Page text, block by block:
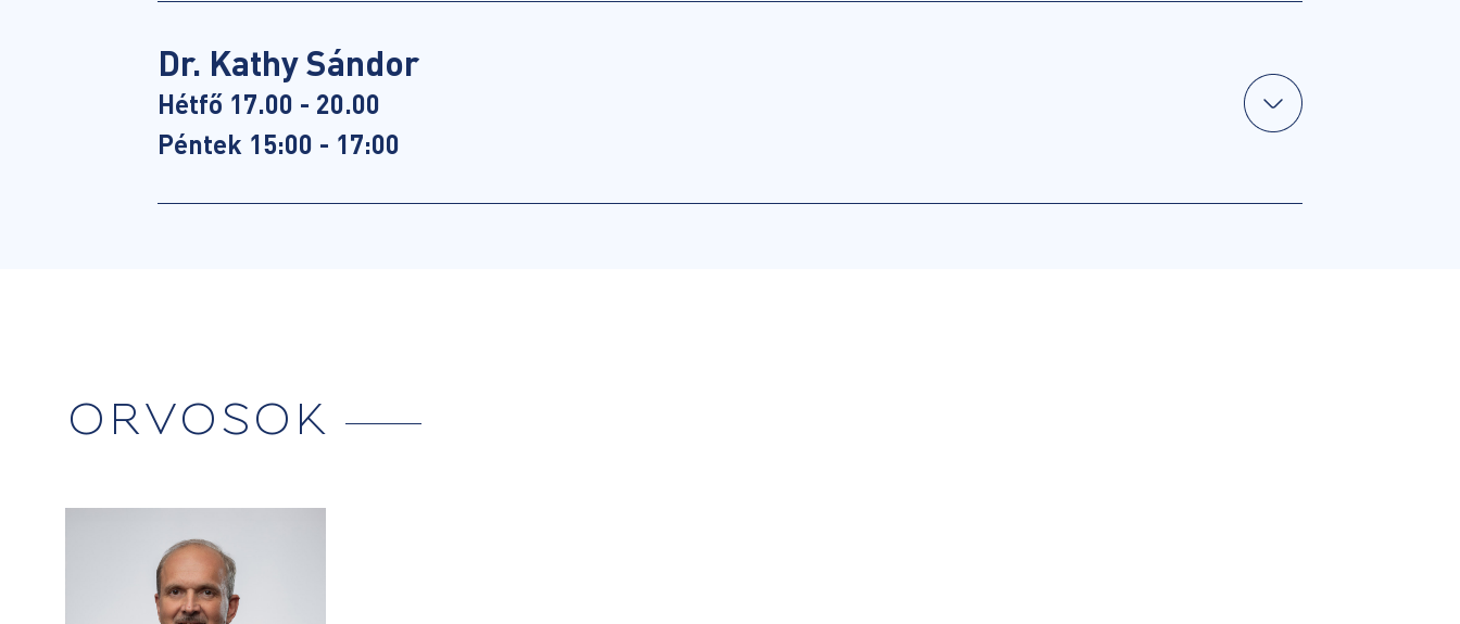
Dr. Kathy Sándor
Hétfő 17.00 - 20.00
Péntek 15:00 - 17:00
ORVOSOK